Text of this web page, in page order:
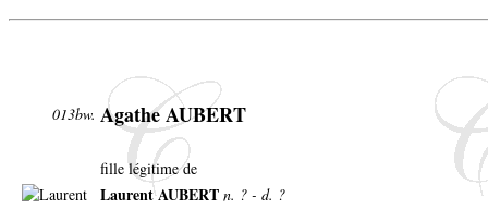
013bw. Agathe AUBERT
fille légitime de
Laurent AUBERT n. ? - d. ?